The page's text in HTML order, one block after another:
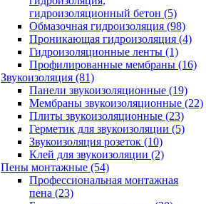
гидроизоляционный бетон (5)
Обмазочная гидроизоляция (98)
Проникающая гидроизоляция (4)
Гидроизоляционные ленты (1)
Профилированные мембраны (16)
Звукоизоляция (81)
Панели звукоизоляционные (19)
Мембраны звукоизоляционные (22)
Плиты звукоизоляционные (23)
Герметик для звукоизоляции (5)
Звукоизоляция розеток (10)
Клей для звукоизоляции (2)
Пены монтажные (54)
Профессиональная монтажная
пена (23)